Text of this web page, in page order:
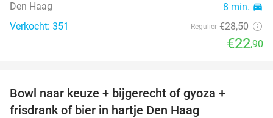
Den Haag 8 min. directions_car
Verkocht: 351 Regulier €28,50
€22,90
Bowl naar keuze + bijgerecht of gyoza +
frisdrank of bier in hartje Den Haag